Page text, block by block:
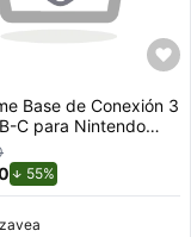
Base de Conexión 3
C para Nintendo
CB40U - CT-
PBU
55%